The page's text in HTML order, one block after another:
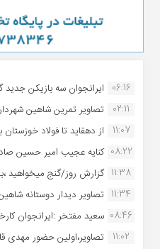
06:16 ایرانجوان سه بازیکن جدید
02:11
تصاویر تمرین شاهین
11:07
از دهقاید تا فولاد
08:22 کنایه عجیب امیر حسین
11:38 گزارش روز/گنج میخواهید
11:34 تصاویر دیدار دوستانه
08:46 سعید مفتخر :ایرانجوان
11:02
تصاویر،اولین حضور مهدی